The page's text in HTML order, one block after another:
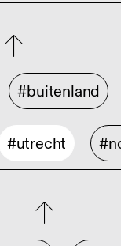
#buitenland
#utrecht